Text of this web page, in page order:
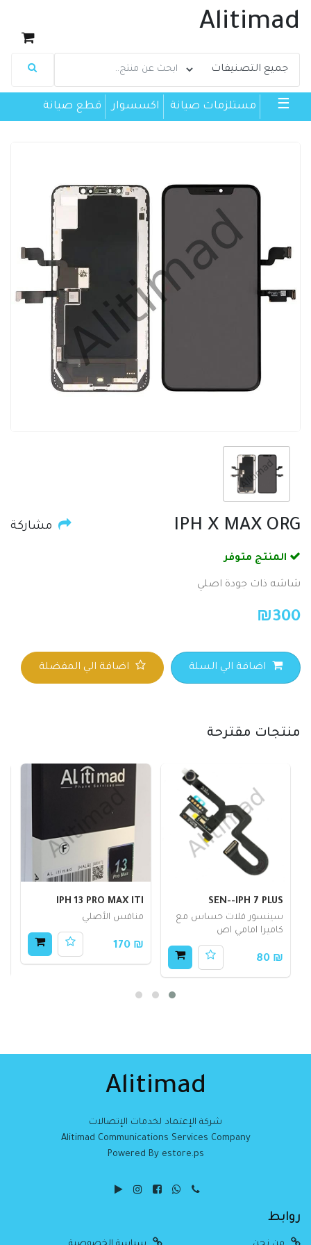
Alitimad
☰ مستلزمات صيانة اكسسوار قطع صيانة
IPH X MAX ORG مشاركة
المنتج متوفر
شاشه ذات جودة اصلي
₪300
اضافة الي السلة اضافة الي المفضلة
منتجات مقترحة
SEN--IPH 7 PLUS
سينسور فلات حساس مع
كاميرا امامي اص
₪ 80
IPH 13 PRO MAX ITI
منافس الأصلي
₪ 170
Alitimad
شركة الإعتماد لخدمات الإتصالات
Alitimad Communications Services Company
Powered By estore.ps
روابط